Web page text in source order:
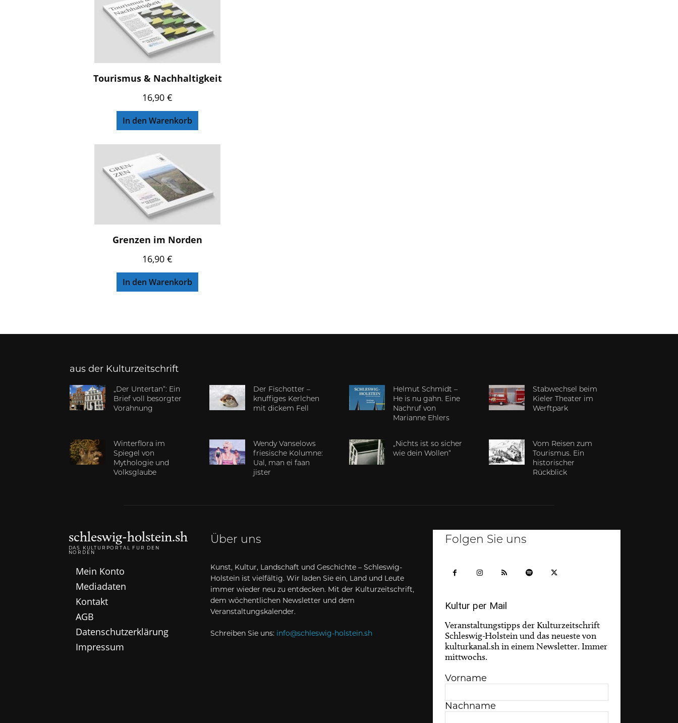
Tourismus & Nachhaltigkeit
16,90 €
In den Warenkorb
Grenzen im Norden
16,90 €
In den Warenkorb
aus der Kulturzeitschrift
„Der Untertan“: Ein
Brief voll besorgter
Vorahnung
Der Fischotter –
knuffiges Kerlchen
mit dickem Fell
Helmut Schmidt –
He is nu gahn. Eine
Nachruf von
Marianne Ehlers
Stabwechsel beim
Kieler Theater im
Werftpark
Winterflora im
Spiegel von
Mythologie und
Volksglaube
Wendy Vanselows
friesische Kolumne:
Ual, man ei faan
jister
„Nichts ist so sicher
wie dein Wollen“
Vom Reisen zum
Tourismus. Ein
historischer
Rückblick
schleswig-holstein.sh
DAS KULTURPORTAL FÜR DEN
NORDEN
Mein Konto
Mediadaten
Kontakt
AGB
Datenschutzerklärung
Impressum
Über uns
Kunst, Kultur, Landschaft und Geschichte – Schleswig-
Holstein ist vielfältig. Wir laden Sie ein, Land und Leute
immer wieder neu zu entdecken. Mit der Kulturzeitschrift,
dem wöchentlichen Newsletter und dem
Veranstaltungskalender.
Schreiben Sie uns: info@schleswig-holstein.sh
Folgen Sie uns
Kultur per Mail
Veranstaltungstipps der Kulturzeitschrift
Schleswig-Holstein und das neueste von
kulturkanal.sh in einem Newsletter. Immer
mittwochs.
Vorname
Nachname